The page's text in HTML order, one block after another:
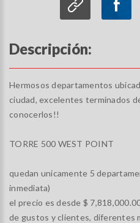
Descripción:
Hermosos departamentos
ciudad, excelentes terminados
conocerlos!!
TORRE 500 WEST POINT
quedan unicamente 5
inmediata)
el precio es desde $
de gustos y clientes, diferentes